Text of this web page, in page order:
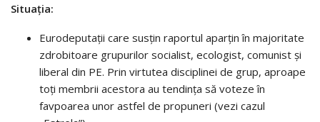
Situația:
Eurodeputații care susțin raportul aparțin în majoritate
zdrobitoare grupurilor socialist, ecologist, comunist și
liberal din PE. Prin virtutea disciplinei de grup, aproape
toți membrii acestora au tendința să voteze în
favpoarea unor astfel de propuneri (vezi cazul